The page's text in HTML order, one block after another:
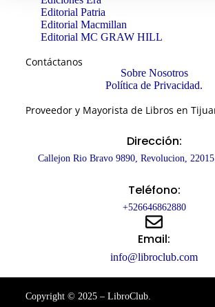
Editorial Patria
Editorial Macmillan
Editorial MC GRAW HILL
Contáctanos
Sobre Nosotros
Política de Privacidad.
Proveedor y Mayorista de Libros en
Dirección:
Callejon Rio Bravo 9890, Revolucion,
Teléfono:
+526646862880
Email:
info@libroclub.com
Copyright © 2025 – LibroClub.